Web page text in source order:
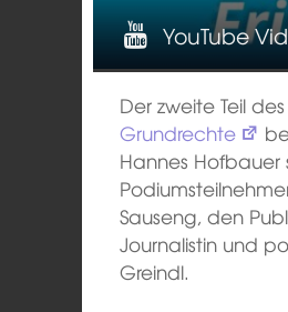
YouTube
Der zweite Teil
Grundrechte
Hannes Hofbauer
Sauseng, den
Journalistin und
Greindl.